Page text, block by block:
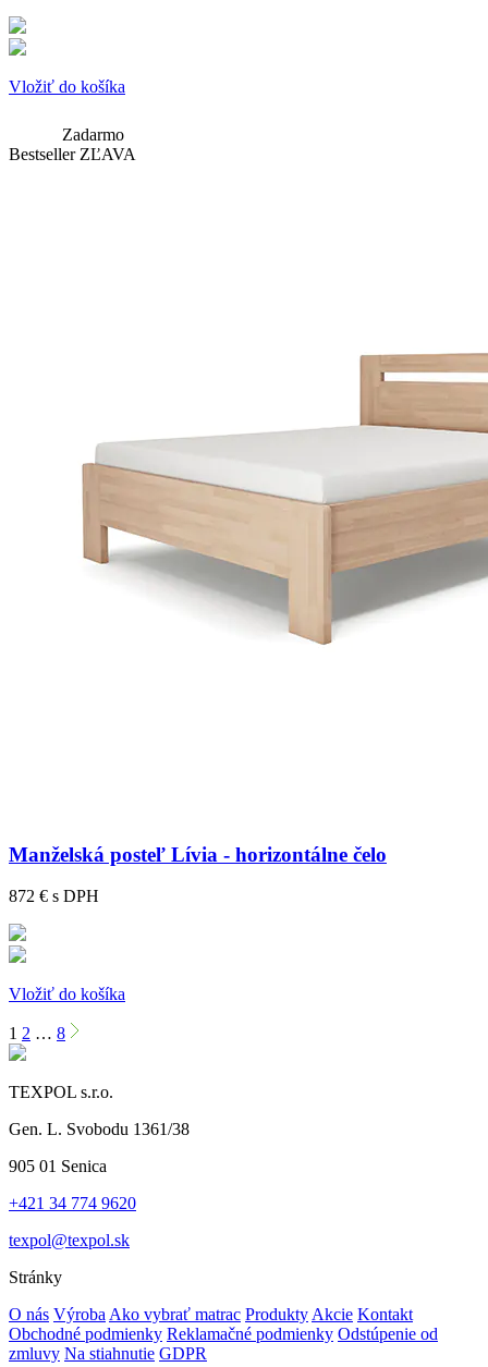
Vložiť do košíka
Zadarmo
Bestseller ZĽAVA
Manželská posteľ Lívia - horizontálne čelo
872 € s DPH
Vložiť do košíka
1 2 … 8
TEXPOL s.r.o.
Gen. L. Svobodu 1361/38
905 01 Senica
+421 34 774 9620
texpol@texpol.sk
Stránky
O nás VýrobaAko vybrať matrac ProduktyAkcie Kontakt
Obchodné podmienky Reklamačné podmienky Odstúpenie od
zmluvy Na stiahnutie GDPR